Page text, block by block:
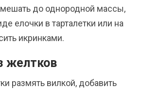
до однородной массы,
елочки в тарталетки или на
икринками.
желтков
размять вилкой, добавить